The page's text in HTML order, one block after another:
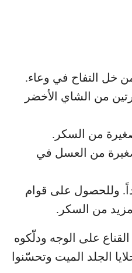
خل التفاح في وعاء.
من الشاي الأخضر
من العسل في
وللحصول على قوام
من السكر.
على الوجه ودلّكوه
الجلد الميت وتحسّنوا